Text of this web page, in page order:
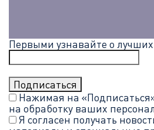
Первыми узнавайте о
Нажимая на
на обработку ваших
Я согласен получать